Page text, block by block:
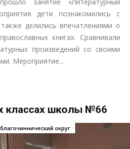
дети познакомились с
делились впечатлениями о
книгах. Сравнивали
произведений со своими
Мероприятие...
классах школы №66
округ